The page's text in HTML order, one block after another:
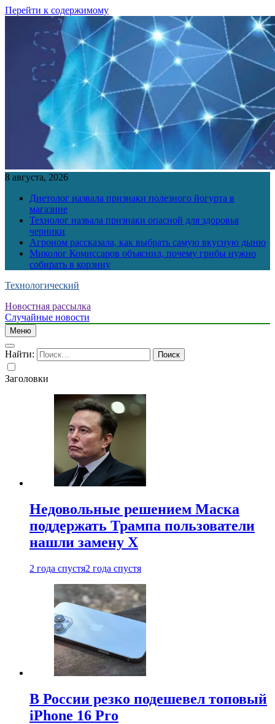
Перейти к содержимому
8 августа, 2026
Диетолог назвала признаки полезного йогурта в
магазине
Технолог назвала признаки опасной для здоровья
черники
Агроном рассказала, как выбрать самую вкусную дыню
Миколог Комиссаров объяснил, почему грибы нужно
собирать в корзину
Технологический
Новостная рассылка
Случайные новости
Меню
Найти:
Заголовки
Недовольные решением Маска
поддержать Трампа пользователи
нашли замену X
2 года спустя2 года спустя
В России резко подешевел топовый
iPhone 16 Pro